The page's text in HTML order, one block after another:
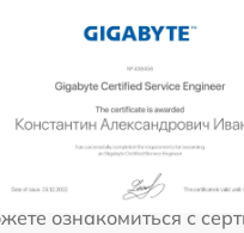
ознакомиться с